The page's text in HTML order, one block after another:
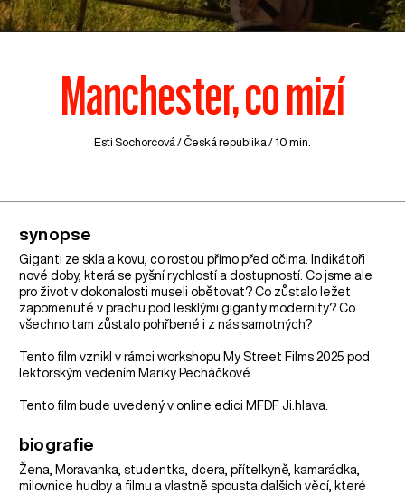
Manchester, co mizí
Esti Sochorcová /Česká republika / 10 min.
synopse
Giganti ze skla a kovu, co rostou přímo před očima. Indikátoři
nové doby, která se pyšní rychlostí a dostupností. Co jsme ale
pro život v dokonalosti museli obětovat? Co zůstalo ležet
zapomenuté v prachu pod lesklými giganty modernity? Co
všechno tam zůstalo pohřbené i z nás samotných?
Tento film vznikl v rámci workshopu My Street Films 2025 pod
lektorským vedením Mariky Pecháčkové.
Tento film bude uvedený v online edici MFDF Ji.hlava.
biografie
Žena, Moravanka, studentka, dcera, přítelkyně, kamarádka,
milovnice hudby a filmu a vlastně spousta dalších věcí, které